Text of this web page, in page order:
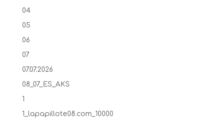
04
05
06
07
07.07.2026
08_07_ES_AKS
1
1_lapapillote08.com_10000